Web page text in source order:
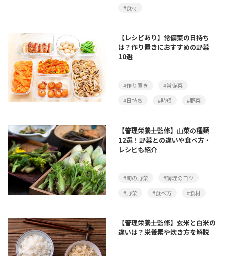
#食材
【レシピあり】常備菜の日持ち
は？作り置きにおすすめの野菜
10選
#作り置き
#常備菜
#日持ち
#時短 #野菜
【管理栄養士監修】山菜の種類
12選！野菜との違いや食べ方・
レシピも紹介
#旬の野菜
#調理のコツ
#野菜
#食べ方 #食材
【管理栄養士監修】玄米と白米の
違いは？栄養素や炊き方を解説